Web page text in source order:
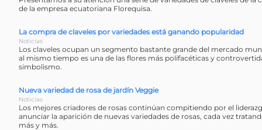
de la empresa ecuatoriana Florequisa.
La compra de claveles por variedades está ganando popularidad
Noticias
Los claveles ocupan un segmento bastante grande del mercado
al mismo tiempo es una de las flores más polifacéticas y
simbolismo.
Nueva variedad de rosa de jardín Veggie
Noticias
Los mejores criadores de rosas continúan compitiendo por el
anunciar la aparición de nuevas variedades de rosas, cada vez
más y más.